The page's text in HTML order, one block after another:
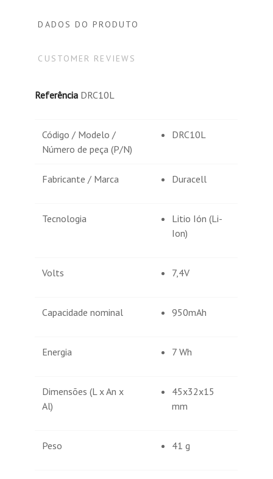
DADOS DO PRODUTO
CUSTOMER REVIEWS
Referência DRC10L
Código / Modelo /
Número de peça (P/N)
DRC10L
Fabricante / Marca Duracell
Tecnologia
Litio Ión (Li-
Ion)
Volts 7,4V
Capacidade nominal 950mAh
Energia 7 Wh
Dimensões (L x An x
Al)
45x32x15
mm
Peso 41 g